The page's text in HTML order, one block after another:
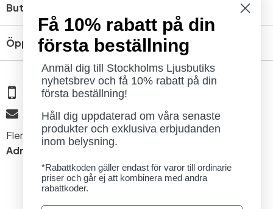
Butik
Öppettider
08 - 654 29 00
info@ljusbutik.se
Fler kontaktuppgifter »
Adress:
Kungsholmsgatan 6, 112 27 Stockholm
Få 10% rabatt på din
första beställning
Anmäl dig till Stockholms Ljusbutiks
nyhetsbrev och få 10% rabatt på din
första beställning!
Håll dig uppdaterad om våra senaste
produkter och exklusiva erbjudanden
inom belysning.
*Rabattkoden gäller endast för varor till ordinarie
priser och går ej att kombinera med andra
rabattkoder.